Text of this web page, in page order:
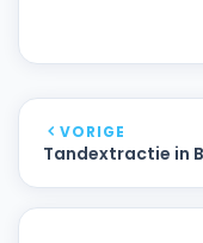
VORIGE
Tandextractie in